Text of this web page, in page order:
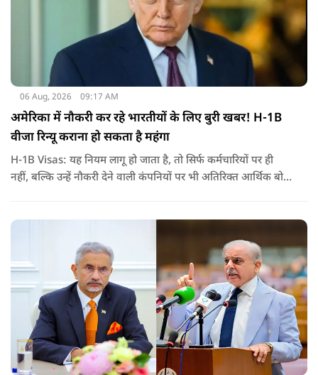
06 Aug, 2026 09:17 AM
अमेरिका में नौकरी कर रहे भारतीयों के लिए बुरी खबर! H-1B
वीजा रिन्यू कराना हो सकता है महंगा
H-1B Visas: यह नियम लागू हो जाता है, तो सिर्फ कर्मचारियों पर ही
नहीं, बल्कि उन्हें नौकरी देने वाली कंपनियों पर भी अतिरिक्त आर्थिक बोझ
वीजा का समय-समय पर नवीनीकरण कराते हैं.